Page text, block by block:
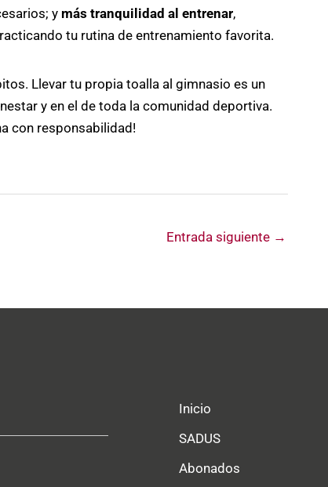
y más tranquilidad al entrenar,
tu rutina de entrenamiento favorita.
Llevar tu propia toalla al gimnasio es un
y en el de toda la comunidad deportiva.
con responsabilidad!
Entrada siguiente →
Inicio
SADUS
Abonados